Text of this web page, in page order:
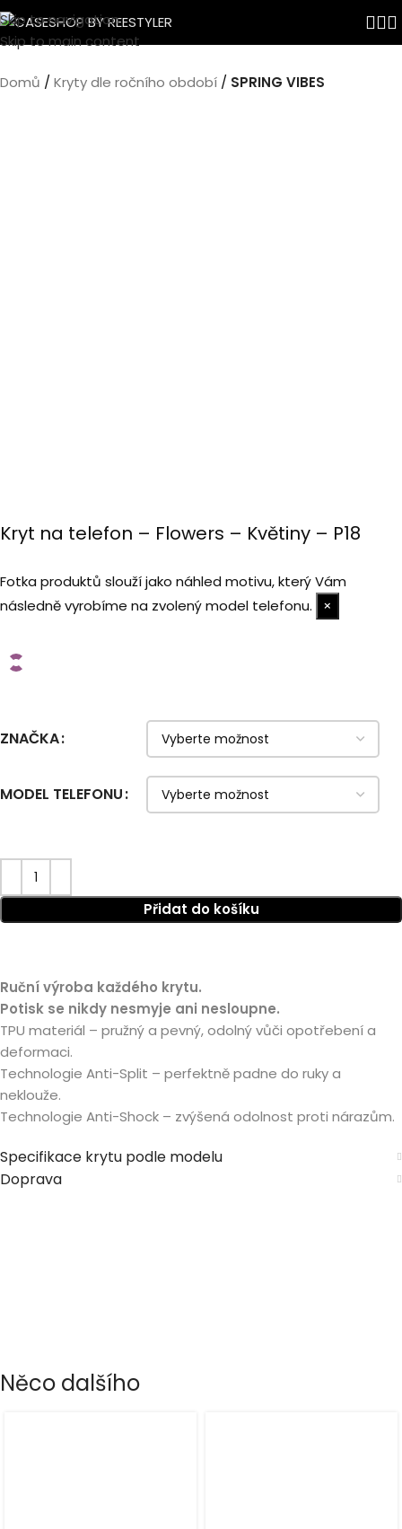
Skip to navigation
Skip to main content
Domů Kryty dle ročního období SPRING VIBES
Kryt na telefon – Flowers – Květiny – P18
Fotka produktů slouží jako náhled motivu, který Vám
následně vyrobíme na zvolený model telefonu.
×
ZNAČKA
MODEL TELEFONU
Přidat do košíku
Ruční výroba každého krytu.
Potisk se nikdy nesmyje ani nesloupne.
TPU materiál – pružný a pevný, odolný vůči opotřebení a
deformaci.
Technologie Anti-Split – perfektně padne do ruky a
neklouže.
Technologie Anti-Shock – zvýšená odolnost proti nárazům.
Specifikace krytu podle modelu
Doprava
Něco dalšího